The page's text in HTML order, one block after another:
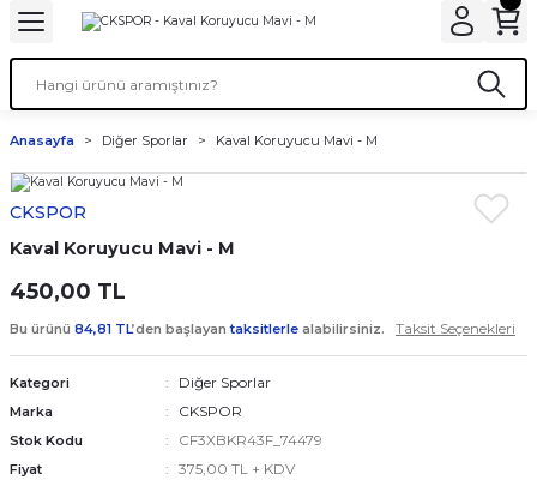
Anasayfa Diğer Sporlar Kaval Koruyucu Mavi - M
CKSPOR
Kaval Koruyucu Mavi - M
450,00 TL
Bu ürünü 84,81 TL’den başlayantaksitlerle alabilirsiniz. Taksit Seçenekleri
Kategori Diğer Sporlar
Marka CKSPOR
Stok Kodu CF3XBKR43F_74479
Fiyat 375,00 TL + KDV